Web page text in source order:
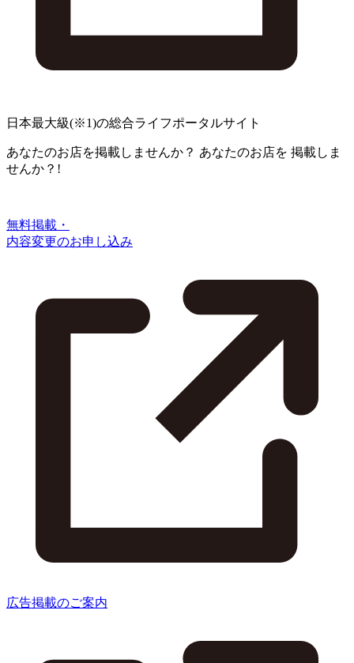
日本最大級(※1)の総合ライフポータルサイト
あなたのお店を掲載しませんか？ あなたのお店を 掲載しま
せんか？!
無料掲載・
内容変更のお申し込み
広告掲載のご案内